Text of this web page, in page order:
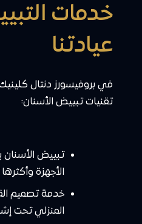
خدمات
عيادتنا
في بروفيسورز دنتال
تقنيات تبييض الأسنان:
تبييض الأسنان
الأجهزة
خدمة تصميم
المنزلي تحت